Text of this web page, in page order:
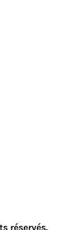
réservés.